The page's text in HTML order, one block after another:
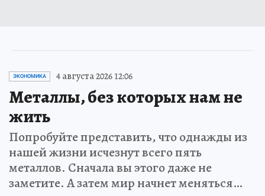
ЭКОНОМИКА 4 августа 2026 12:06
Металлы, без которых нам не
жить
Попробуйте представить, что однажды из
нашей жизни исчезнут всего пять
металлов. Сначала вы этого даже не
заметите. А затем мир начнет меняться…